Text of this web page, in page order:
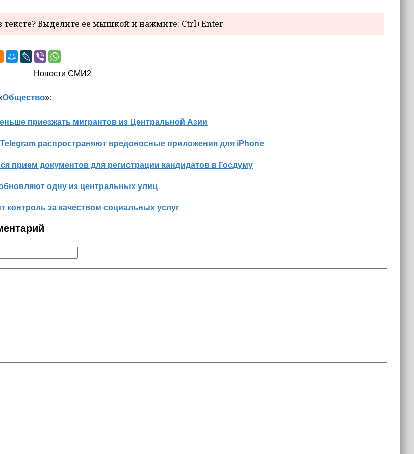
Выделите ее мышкой и нажмите: Ctrl+Enter
Новости СМИ2
Общество»:
приезжать мигрантов из Центральной Азии
распространяют вредоносные приложения для iPhone
прием документов для регистрации кандидатов в Госдуму
одну из центральных улиц
контроль за качеством социальных услуг